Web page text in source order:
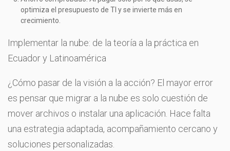
optimiza el presupuesto de TI y se invierte más en
crecimiento.
Implementar la nube: de la teoría a la práctica en
Ecuador y Latinoamérica
¿Cómo pasar de la visión a la acción? El mayor error
es pensar que migrar a la nube es solo cuestión de
mover archivos o instalar una aplicación. Hace falta
una estrategia adaptada, acompañamiento cercano y
soluciones personalizadas.